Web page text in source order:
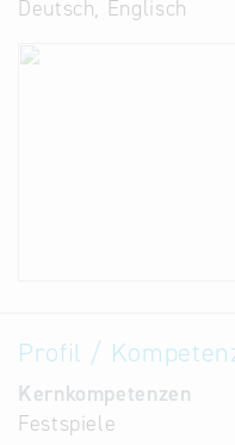
Deutsch, Englisch
Profil /
Kernkompetenzen
Festspiele